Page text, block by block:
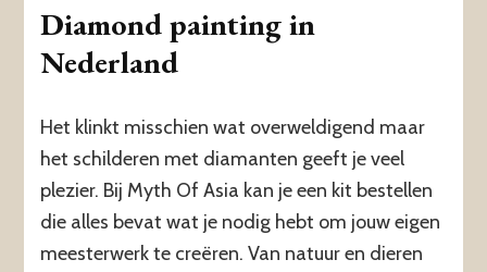
Diamond painting in
Nederland
Het klinkt misschien wat overweldigend maar
het schilderen met diamanten geeft je veel
plezier. Bij Myth Of Asia kan je een kit bestellen
die alles bevat wat je nodig hebt om jouw eigen
meesterwerk te creëren. Van natuur en dieren